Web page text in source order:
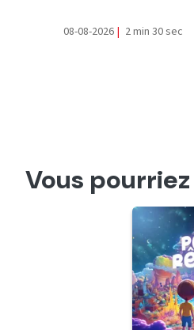
08-08-2026 | 2 min 30 sec
Vous